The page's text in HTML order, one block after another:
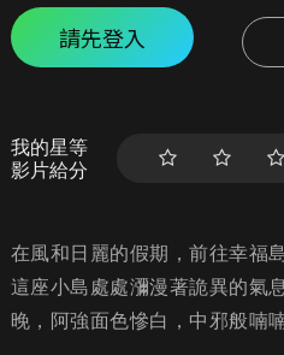
請先登入
我的星等
影片給分
在風和日麗的假期，前往幸福
這座小島處處瀰漫著詭異的氣
晚，阿強面色慘白，中邪般喃